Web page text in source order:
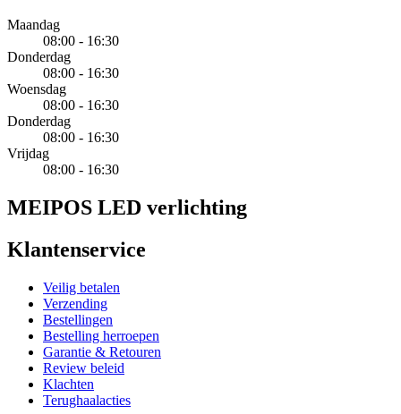
Maandag
08:00 - 16:30
Donderdag
08:00 - 16:30
Woensdag
08:00 - 16:30
Donderdag
08:00 - 16:30
Vrijdag
08:00 - 16:30
MEIPOS LED verlichting
Klantenservice
Veilig betalen
Verzending
Bestellingen
Bestelling herroepen
Garantie & Retouren
Review beleid
Klachten
Terughaalacties